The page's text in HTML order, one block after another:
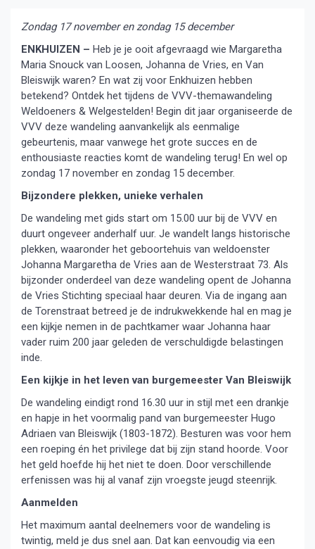
Zondag 17 november en zondag 15 december
ENKHUIZEN – Heb je je ooit afgevraagd wie Margaretha
Maria Snouck van Loosen, Johanna de Vries, en Van
Bleiswijk waren? En wat zij voor Enkhuizen hebben
betekend? Ontdek het tijdens de VVV-themawandeling
Weldoeners & Welgestelden! Begin dit jaar organiseerde de
VVV deze wandeling aanvankelijk als eenmalige
gebeurtenis, maar vanwege het grote succes en de
enthousiaste reacties komt de wandeling terug! En wel op
zondag 17 november en zondag 15 december.
Bijzondere plekken, unieke verhalen
De wandeling met gids start om 15.00 uur bij de VVV en
duurt ongeveer anderhalf uur. Je wandelt langs historische
plekken, waaronder het geboortehuis van weldoenster
Johanna Margaretha de Vries aan de Westerstraat 73. Als
bijzonder onderdeel van deze wandeling opent de Johanna
de Vries Stichting speciaal haar deuren. Via de ingang aan
de Torenstraat betreed je de indrukwekkende hal en mag je
een kijkje nemen in de pachtkamer waar Johanna haar
vader ruim 200 jaar geleden de verschuldigde belastingen
inde.
Een kijkje in het leven van burgemeester Van Bleiswijk
De wandeling eindigt rond 16.30 uur in stijl met een drankje
en hapje in het voormalig pand van burgemeester Hugo
Adriaen van Bleiswijk (1803-1872). Besturen was voor hem
een roeping én het privilege dat bij zijn stand hoorde. Voor
het geld hoefde hij het niet te doen. Door verschillende
erfenissen was hij al vanaf zijn vroegste jeugd steenrijk.
Aanmelden
Het maximum aantal deelnemers voor de wandeling is
twintig, meld je dus snel aan. Dat kan eenvoudig via een